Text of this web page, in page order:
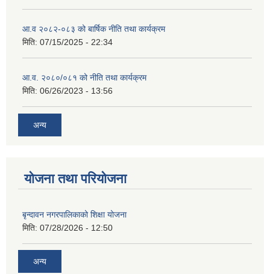
आ.व २०८२-०८३ को बार्षिक नीति तथा कार्यक्रम
मिति: 07/15/2025 - 22:34
आ.व. २०८०/०८१ को नीति तथा कार्यक्रम
मिति: 06/26/2023 - 13:56
अन्य
योजना तथा परियोजना
बृन्दावन नगरपालिकाको शिक्षा योजना
मिति: 07/28/2026 - 12:50
अन्य